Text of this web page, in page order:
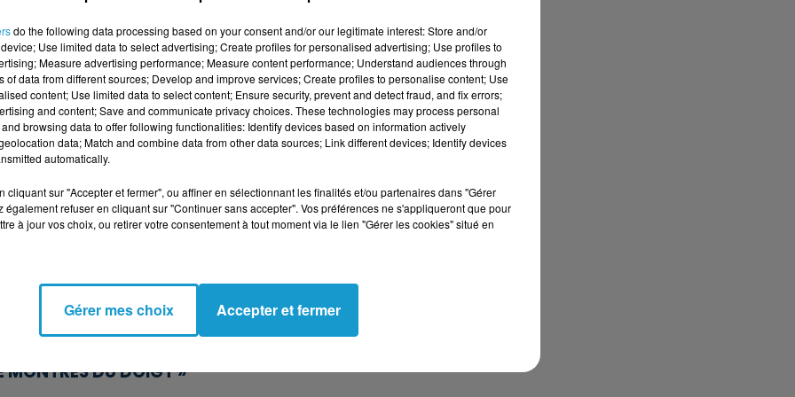
Pelagis montrent qu’en 2025, la fermeture a
accidentelles, ce qui conforte les autorités
SUR LES FAMILLES
ou Audierne vivent directement au
(Finistère), 16 bateaux sur 45 ont déjà été
; en 2026, la même flotte se prépare à refaire
traites des bateaux.
moins de ventes en criée, moins de travail
le transport. En 2024, la baisse de
000 tonnes de poissons en février dans
sénateurs ont pointé des conséquences
MONTRÉS DU DOIGT »
do the following data processing based on your consent and/or our legitimate interest: Store and/or
Use limited data to select advertising; Create profiles for personalised advertising; Use profiles to
Measure advertising performance; Measure content performance; Understand audiences through
of data from different sources; Develop and improve services; Create profiles to personalise content; Use
content; Use limited data to select content; Ensure security, prevent and detect fraud, and fix errors;
and content; Save and communicate privacy choices. These technologies may process personal
browsing data to offer following functionalities: Identify devices based on information actively
data; Match and combine data from other data sources; Link different devices; Identify devices
automatically.
cliquant sur "Accepter et fermer", ou affiner en sélectionnant les finalités et/ou partenaires dans "Gérer
également refuser en cliquant sur "Continuer sans accepter". Vos préférences ne s'appliqueront que pour
à jour vos choix, ou retirer votre consentement à tout moment via le lien "Gérer les cookies" situé en
Gérer mes choix Accepter et fermer